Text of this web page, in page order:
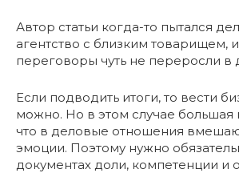
Автор статьи когда-то пытался
агентство с близким товарищем,
переговоры чуть не переросли в
Если подводить итоги, то вести
можно. Но в этом случае большая
что в деловые отношения
эмоции. Поэтому нужно
документах доли, компетенции и